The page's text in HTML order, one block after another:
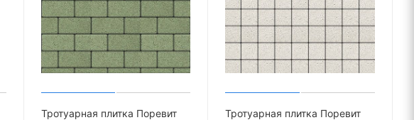
Тротуарная плитка Поревит
Тротуарная плитка Поревит